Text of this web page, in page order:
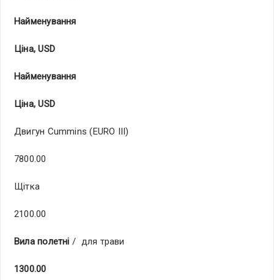
Найменування
Ціна, USD
Найменування
Ціна, USD
Двигун Cummins (EURO III)
7800.00
Щітка
2100.00
Вила полетні / для трави
1300.00